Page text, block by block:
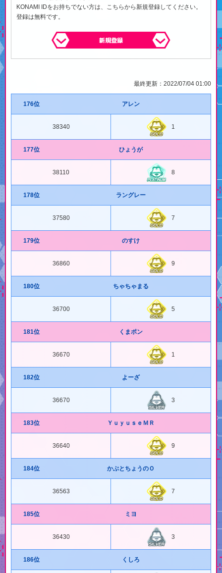
KONAMI IDをお持ちでない方は、こちらから新規登録してください。
登録は無料です。
新規登録
最終更新：2022/07/04 01:00
176位 アレン
38340 1
177位 ひょうが
38110 8
178位 ラングレー
37580 7
179位 のすけ
36860 9
180位 ちゃちゃまる
36700 5
181位 くまポン
36670 1
182位 よーざ
36670 3
183位 ＹｕｙｕｓｅＭＲ
36640 9
184位 かぶとちょうのＯ
36563 7
185位 ミヨ
36430 3
186位 くしろ